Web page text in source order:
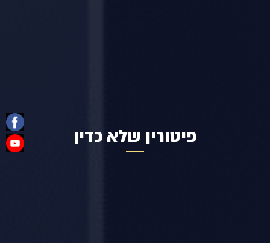
פיטורין שלא כדין